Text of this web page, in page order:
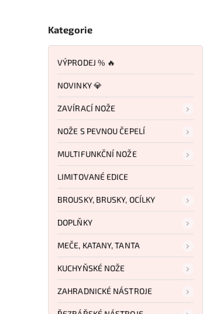
Kategorie
VÝPRODEJ % 🔥
NOVINKY 💎
ZAVÍRACÍ NOŽE
NOŽE S PEVNOU ČEPELÍ
MULTIFUNKČNÍ NOŽE
LIMITOVANÉ EDICE
BROUSKY, BRUSKY, OCÍLKY
DOPLŇKY
MEČE, KATANY, TANTA
KUCHYŇSKÉ NOŽE
ZAHRADNICKÉ NÁSTROJE